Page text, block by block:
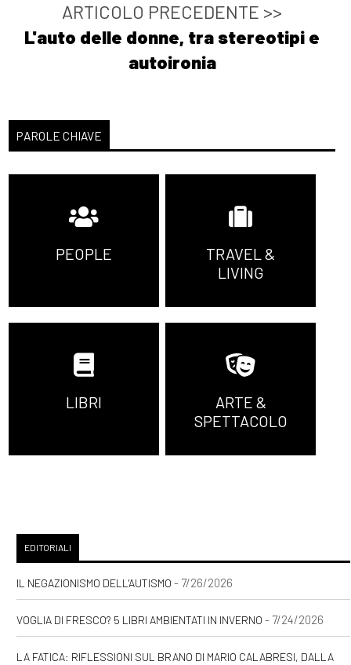
ARTICOLO PRECEDENTE >>
L'auto delle donne, tra stereotipi e
autoironia
PAROLE CHIAVE
PEOPLE
TRAVEL &
LIVING
LIBRI
ARTE &
SPETTACOLO
EDITORIALI
IL NEGAZIONISMO DELL'AUTISMO - 7/26/2026
VOGLIA DI FRESCO? 5 LIBRI AMBIENTATI IN INVERNO - 7/24/2026
LA FATICA: RIFLESSIONI SUL BRANO DI MARIO CALABRESI, DALLA